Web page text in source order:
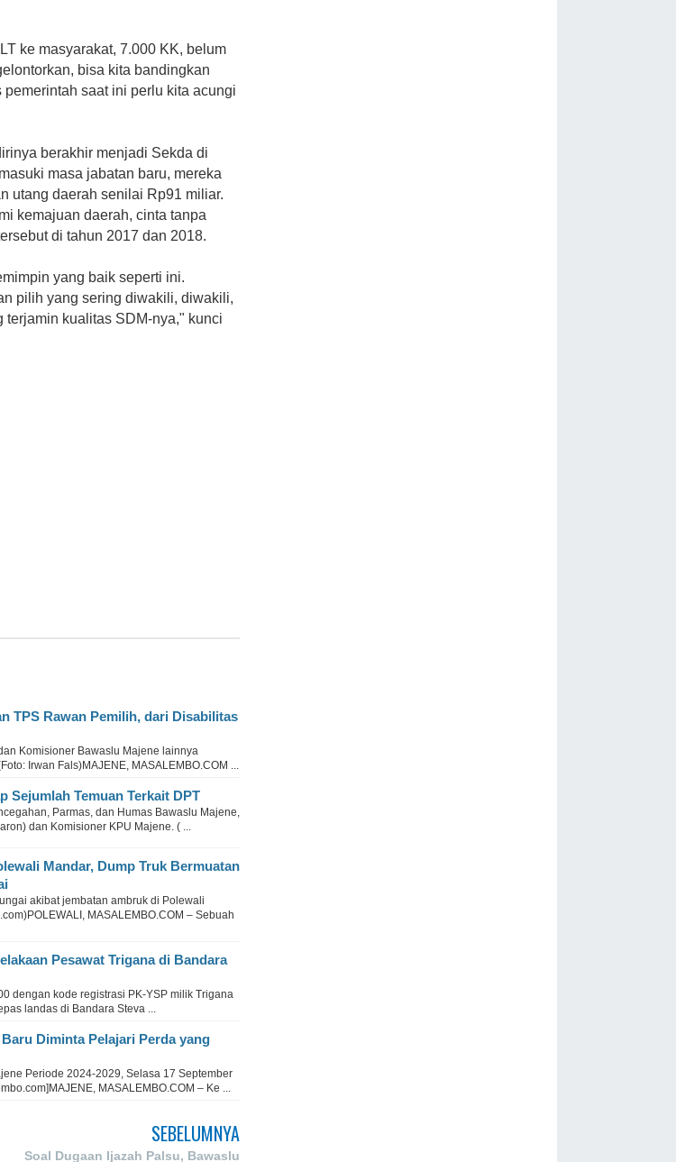
ke masyarakat, 7.000 KK, belum
bisa kita bandingkan
saat ini perlu kita acungi
berakhir menjadi Sekda di
masa jabatan baru, mereka
utang daerah senilai Rp91 miliar.
kemajuan daerah, cinta tanpa
di tahun 2017 dan 2018.
yang baik seperti ini.
pilih yang sering diwakili, diwakili,
kualitas SDM-nya," kunci
TPS Rawan Pemilih, dari Disabilitas
Komisioner Bawaslu Majene lainnya
Irwan Fals)MAJENE, MASALEMBO.COM ...
Sejumlah Temuan Terkait DPT
Parmas, dan Humas Bawaslu Majene,
dan Komisioner KPU Majene. ( ...
Mandar, Dump Truk Bermuatan
akibat jembatan ambruk di Polewali
MASALEMBO.COM – Sebuah
Pesawat Trigana di Bandara
dengan kode registrasi PK-YSP milik Trigana
landas di Bandara Steva ...
Diminta Pelajari Perda yang
Periode 2024-2029, Selasa 17 September
MASALEMBO.COM – Ke ...
SEBELUMNYA
Soal Dugaan Ijazah Palsu, Bawaslu